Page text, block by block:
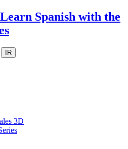
Learn Spanish with the
3D